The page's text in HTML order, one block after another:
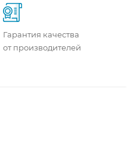
Гарантия качества
от производителей